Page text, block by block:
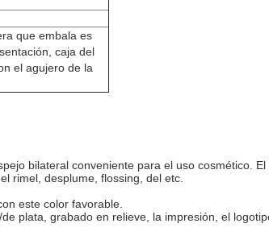
que embala es
caja del
el agujero de la
bilateral conveniente para el uso cosmético.
rimel, desplume, flossing, del etc.
este color favorable.
plata, grabado en relieve, la impresión, el